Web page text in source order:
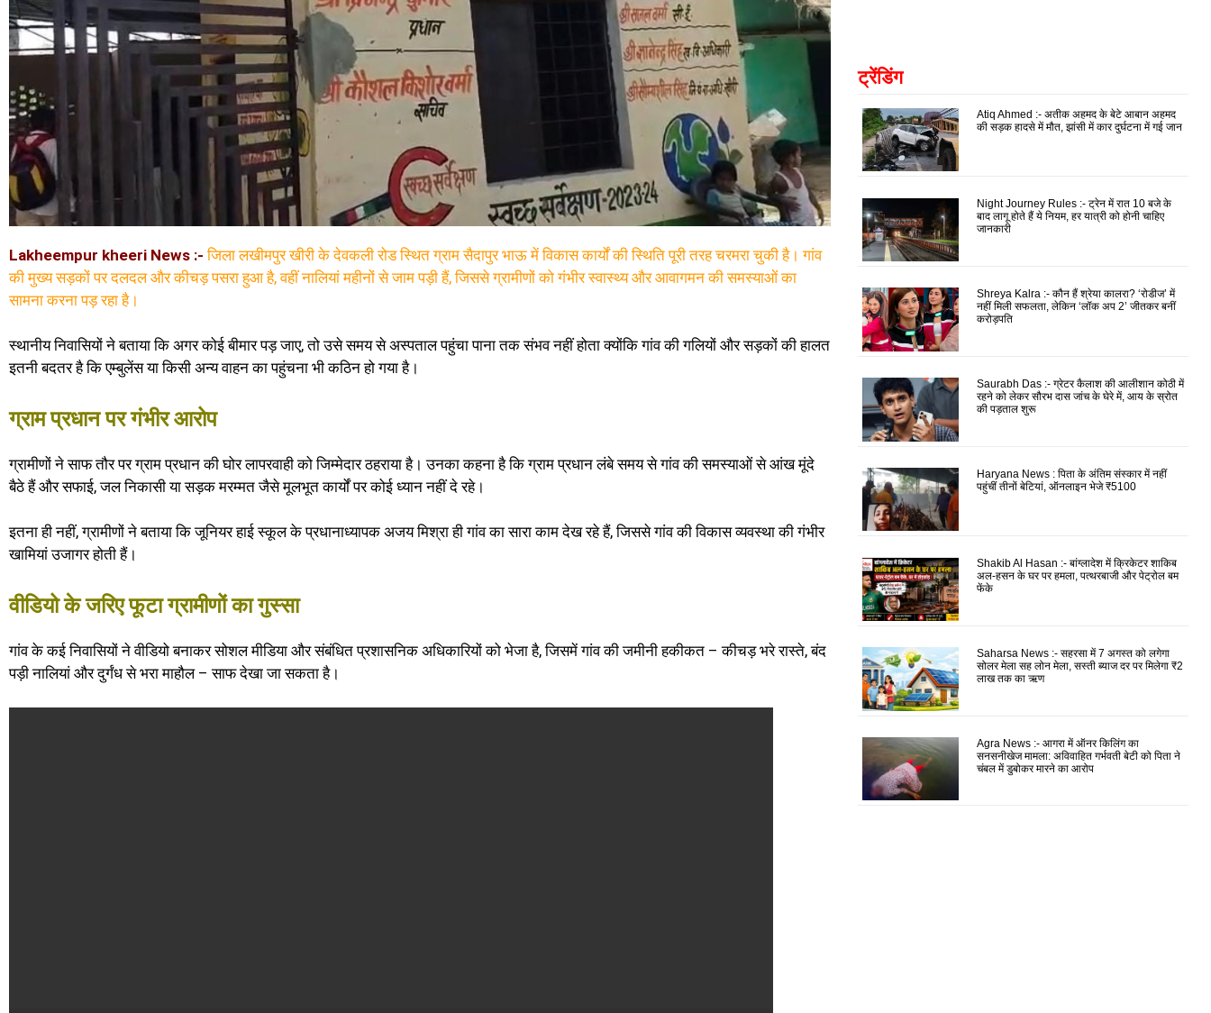
Lakheempur kheeri News :- जिला लखीमपुर खीरी के देवकली रोड स्थित ग्राम सैदापुर भाऊ में विकास कार्यों की स्थिति पूरी तरह चरमरा चुकी है। गांव
की मुख्य सड़कों पर दलदल और कीचड़ पसरा हुआ है, वहीं नालियां महीनों से जाम पड़ी हैं, जिससे ग्रामीणों को गंभीर स्वास्थ्य और आवागमन की समस्याओं का
सामना करना पड़ रहा है।
स्थानीय निवासियों ने बताया कि अगर कोई बीमार पड़ जाए, तो उसे समय से अस्पताल पहुंचा पाना तक संभव नहीं होता क्योंकि गांव की गलियों और सड़कों की हालत
इतनी बदतर है कि एम्बुलेंस या किसी अन्य वाहन का पहुंचना भी कठिन हो गया है।
ग्राम प्रधान पर गंभीर आरोप
ग्रामीणों ने साफ तौर पर ग्राम प्रधान की घोर लापरवाही को जिम्मेदार ठहराया है। उनका कहना है कि ग्राम प्रधान लंबे समय से गांव की समस्याओं से आंख मूंदे
बैठे हैं और सफाई, जल निकासी या सड़क मरम्मत जैसे मूलभूत कार्यों पर कोई ध्यान नहीं दे रहे।
इतना ही नहीं, ग्रामीणों ने बताया कि जूनियर हाई स्कूल के प्रधानाध्यापक अजय मिश्रा ही गांव का सारा काम देख रहे हैं, जिससे गांव की विकास व्यवस्था की गंभीर
खामियां उजागर होती हैं।
वीडियो के जरिए फूटा ग्रामीणों का गुस्सा
गांव के कई निवासियों ने वीडियो बनाकर सोशल मीडिया और संबंधित प्रशासनिक अधिकारियों को भेजा है, जिसमें गांव की जमीनी हकीकत – कीचड़ भरे रास्ते, बंद
पड़ी नालियां और दुर्गंध से भरा माहौल – साफ देखा जा सकता है।
ट्रेंडिंग
Atiq Ahmed :- अतीक अहमद के बेटे आबान अहमद
की सड़क हादसे में मौत, झांसी में कार दुर्घटना में गई जान
Night Journey Rules :- ट्रेन में रात 10 बजे के
बाद लागू होते हैं ये नियम, हर यात्री को होनी चाहिए
जानकारी
Shreya Kalra :- कौन हैं श्रेया कालरा? ‘रोडीज’ में
नहीं मिली सफलता, लेकिन ‘लॉक अप 2’ जीतकर बनीं
करोड़पति
Saurabh Das :- ग्रेटर कैलाश की आलीशान कोठी में
रहने को लेकर सौरभ दास जांच के घेरे में, आय के स्रोत
की पड़ताल शुरू
Haryana News : पिता के अंतिम संस्कार में नहीं
पहुंचीं तीनों बेटियां, ऑनलाइन भेजे ₹5100
Shakib Al Hasan :- बांग्लादेश में क्रिकेटर शाकिब
अल-हसन के घर पर हमला, पत्थरबाजी और पेट्रोल बम
फेंके
Saharsa News :- सहरसा में 7 अगस्त को लगेगा
सोलर मेला सह लोन मेला, सस्ती ब्याज दर पर मिलेगा ₹2
लाख तक का ऋण
Agra News :- आगरा में ऑनर किलिंग का
सनसनीखेज मामला: अविवाहित गर्भवती बेटी को पिता ने
चंबल में डुबोकर मारने का आरोप